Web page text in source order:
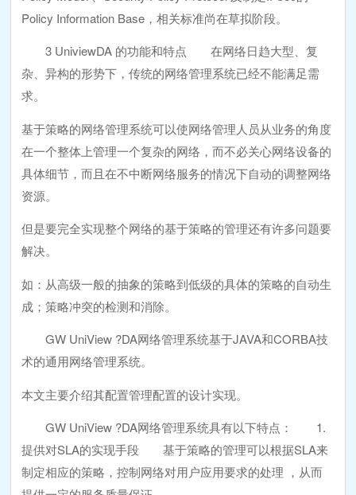
Policy Information Base，相关标准尚在草拟阶段。
3 UniviewDA 的功能和特点 在网络日趋大型、复
杂、异构的形势下，传统的网络管理系统已经不能满足需
求。
基于策略的网络管理系统可以使网络管理人员从业务的角度
在一个整体上管理一个复杂的网络，而不必关心网络设备的
具体细节，而且在不中断网络服务的情况下自动的调整网络
资源。
但是要完全实现整个网络的基于策略的管理还有许多问题要
解决。
如：从高级一般的抽象的策略到低级的具体的策略的自动生
成；策略冲突的检测和消除。
GW UniView ?DA网络管理系统基于JAVA和CORBA技
术的通用网络管理系统。
本文主要介绍其配置管理配置的设计实现。
GW UniView ?DA网络管理系统具有以下特点： 1.
提供对SLA的实现手段 基于策略的管理可以根据SLA来
制定相应的策略，控制网络对用户应用要求的处理 ，从而